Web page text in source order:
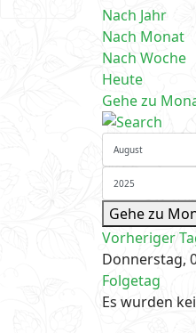
Nach Jahr
Nach Monat
Nach Woche
Heute
Gehe zu
Gehe zu
Vorheriger
Donnerstag,
Folgetag
Es wurden